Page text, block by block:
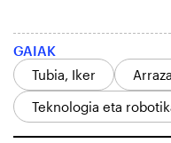
GAIAK
Tubia, Iker
Teknologia eta